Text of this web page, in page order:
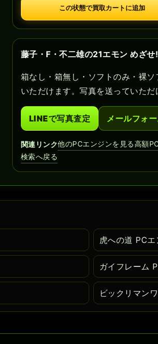
この状態で買取カートに追加
藤子・F・不二雄の21エモン めざ
箱なし・箱無し・ソフトのみ・裸
いただけます。写真を送っていた
LINEで写真査定 メールフォ
関連リンク他のPCエンジンを見る高額
検索へ戻る
虎への道 PC
ガイフレーム
ビックリマン